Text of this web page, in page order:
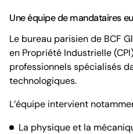
Une équipe de mandataires
Le bureau parisien de BCF
en Propriété Industrielle
professionnels spécialisés
technologiques.
L’équipe intervient
La physique et la